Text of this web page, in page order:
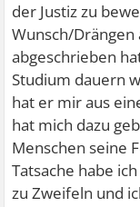
der Justiz zu
Wunsch/
abgeschrieben
Studium dauern
hat er mir aus
hat mich dazu
Menschen seine
Tatsache habe
zu Zweifeln und